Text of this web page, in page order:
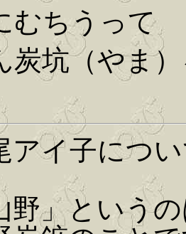
むちうって
坑（やま）
アイ子につ
野」という